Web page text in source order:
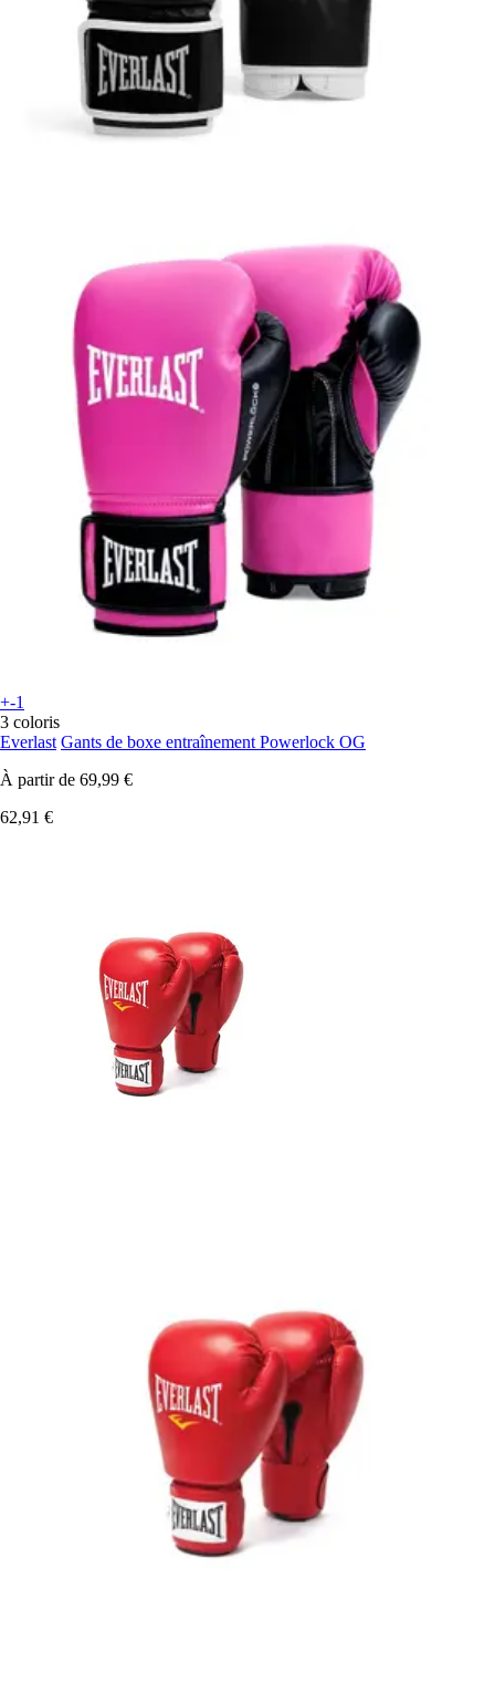
+-1
3 coloris
Everlast Gants de boxe entraînement Powerlock OG
À partir de 69,99 €
62,91 €